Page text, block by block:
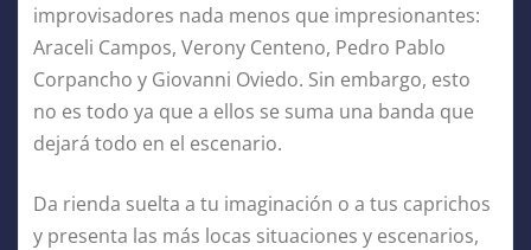
improvisadores nada menos que impresionantes:
Araceli Campos, Verony Centeno, Pedro Pablo
Corpancho y Giovanni Oviedo. Sin embargo, esto
no es todo ya que a ellos se suma una banda que
dejará todo en el escenario.
Da rienda suelta a tu imaginación o a tus caprichos
y presenta las más locas situaciones y escenarios,